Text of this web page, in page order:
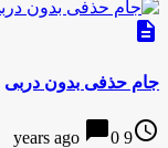
description
جام حذفی بدون دربی
access_time
9 years ago
chat_bubble0